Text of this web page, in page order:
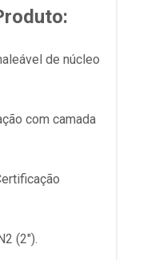
de núcleo
com camada
(2").